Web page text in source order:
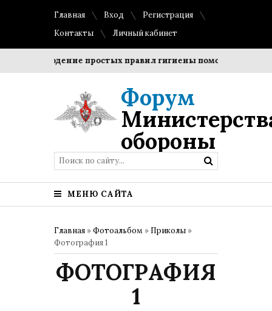
Главная Вход
Регистрация
Контакты
Личный кабинет
Соблюдение простых правил гигиены помогает
Форум
обороны
МЕНЮ САЙТА
Главная »Фотоальбом » Приколы »
Фотография 1
ФОТОГРАФИЯ
1